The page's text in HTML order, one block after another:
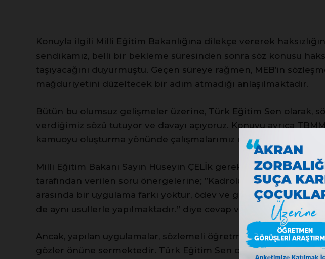
Konuyla ilgili Milli Eğitim Bakanlığına dilekçe vererek
sendikamız, belli bir bekleme süresinden sonra söz konusu
taşıyacağını duyurmuştu. Geçen süreye rağmen, MEB’in
mağduriyetini düzeltecek bir adım atmadığı anlaşılmaktadır.
Bütün bu olumsuz gelişmeler üzerine, Türk Eğitim Sen olarak,
verdiğimiz sözü tutuyor ve davayı açıyoruz. Konuyu ayrıca
kamuoyu oluşturma yönünde çalışmalarımız devam edecektir.
Milli Eğitim Bakanı Sayın Hüseyin ÇELİk gerek basına gerekse
tarafından verilen soru önergelerine; ”Kadrolu öğretmenlerle
arasında bir uygulama farkı yoktur, ödev ve görevleri aynıdır,
de aynı usullerle yapılmaktadır.” diye cevap vermişti.
Ancak, yapılan uygulamalar, sözlemeli öğretmenlerin üvey
gözler önüne sermektedir. Türk Eğitim Sen olarak, sözleşmeli